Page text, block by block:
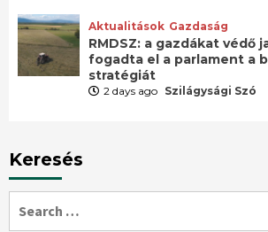
Aktualitások Gazdaság
RMDSZ: a gazdákat védő
fogadta el a parlament a
stratégiát
2 days ago Szilágysági Szó
Keresés
for: